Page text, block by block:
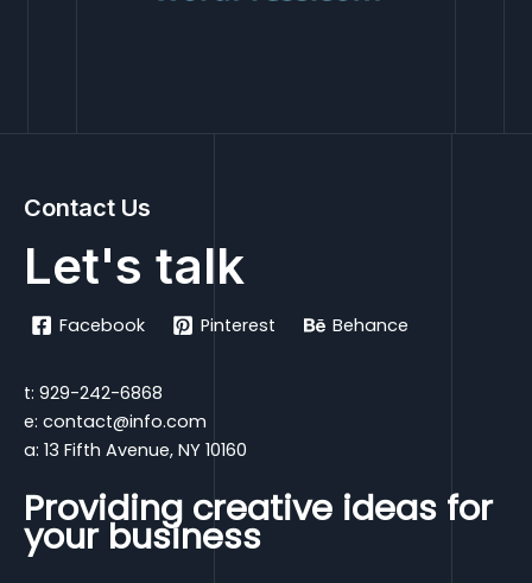
Contact Us
Let's talk
Facebook Pinterest Behance
t: 929-242-6868
e: contact@info.com
a: 13 Fifth Avenue, NY 10160
Providing creative ideas for
your business